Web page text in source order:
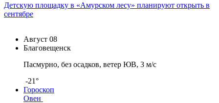
Детскую площадку в «Амурском лесу» планируют открыть в
сентябре
Август 08
Благовещенск
Пасмурно, без осадков, ветер ЮВ, 3 м/с
-21°
Гороскоп
Овен